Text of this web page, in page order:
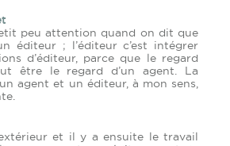
peu attention quand on dit que
éditeur ; l’éditeur c’est intégrer
d’éditeur, parce que le regard
être le regard d’un agent. La
agent et un éditeur, à mon sens,
et il y a ensuite le travail